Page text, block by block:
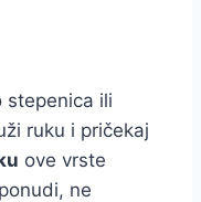
stepenica ili
ruku i pričekaj
ove vrste
ne